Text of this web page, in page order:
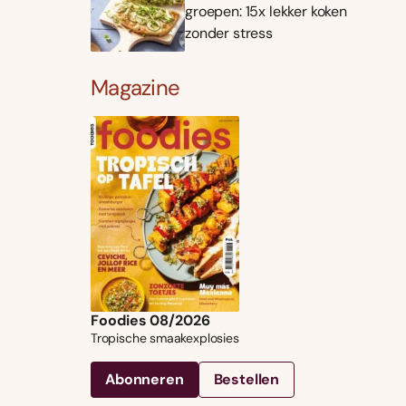
groepen: 15x lekker koken
zonder stress
Magazine
Foodies 08/2026
Tropische smaakexplosies
Abonneren Bestellen